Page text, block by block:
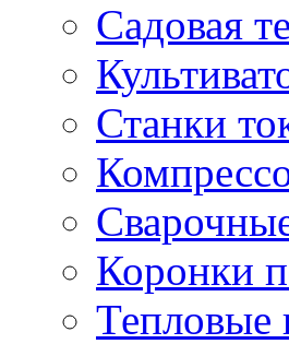
Садовая
Станки
Коронки
Тепловые